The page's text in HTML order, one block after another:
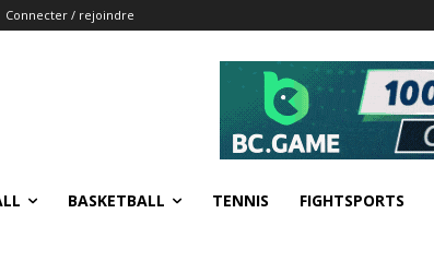
Connecter / rejoindre
BASKETBALL TENNIS FIGHTSPORTS